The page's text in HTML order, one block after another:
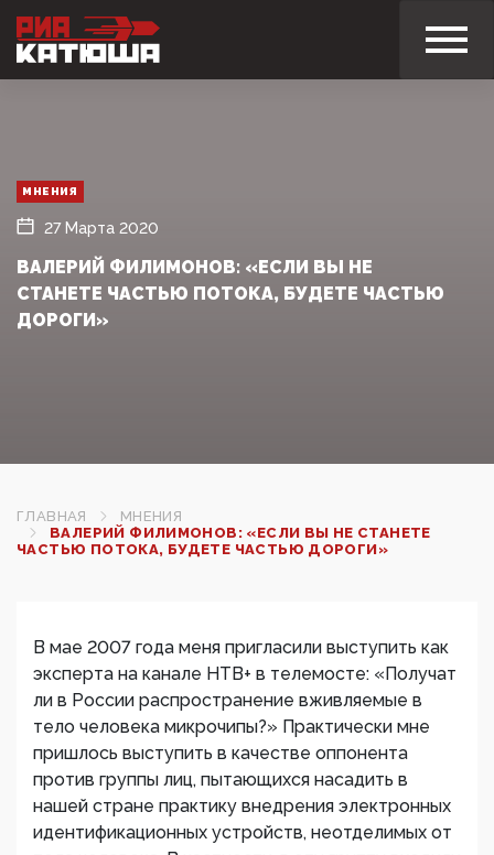
МНЕНИЯ
27 Марта 2020
ВАЛЕРИЙ ФИЛИМОНОВ: «ЕСЛИ ВЫ НЕ
СТАНЕТЕ ЧАСТЬЮ ПОТОКА, БУДЕТЕ ЧАСТЬЮ
ДОРОГИ»
ГЛАВНАЯ
МНЕНИЯ
ВАЛЕРИЙ ФИЛИМОНОВ: «ЕСЛИ ВЫ НЕ СТАНЕТЕ
ЧАСТЬЮ ПОТОКА, БУДЕТЕ ЧАСТЬЮ ДОРОГИ»
В мае 2007 года меня пригласили выступить как
эксперта на канале НТВ+ в телемосте: «Получат
ли в России распространение вживляемые в
тело человека микрочипы?» Практически мне
пришлось выступить в качестве оппонента
против группы лиц, пытающихся насадить в
нашей стране практику внедрения электронных
идентификационных устройств, неотделимых от